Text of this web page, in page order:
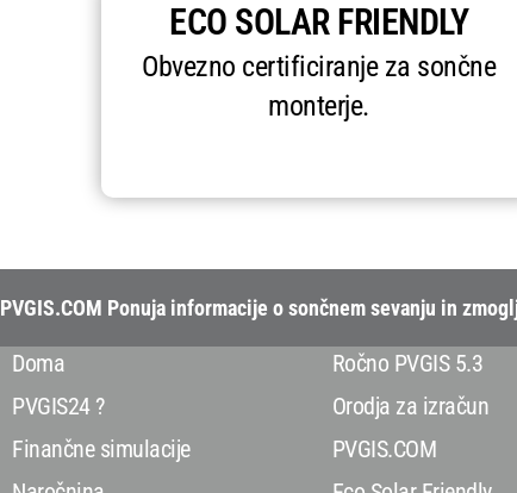
ECO SOLAR FRIENDLY
Obvezno certificiranje za sončne
monterje.
PVGIS.COM Ponuja informacije o sončnem sevanju in
Doma
PVGIS24 ?
Finančne simulacije
Ročno PVGIS 5.3
Orodja za izračun
PVGIS.COM